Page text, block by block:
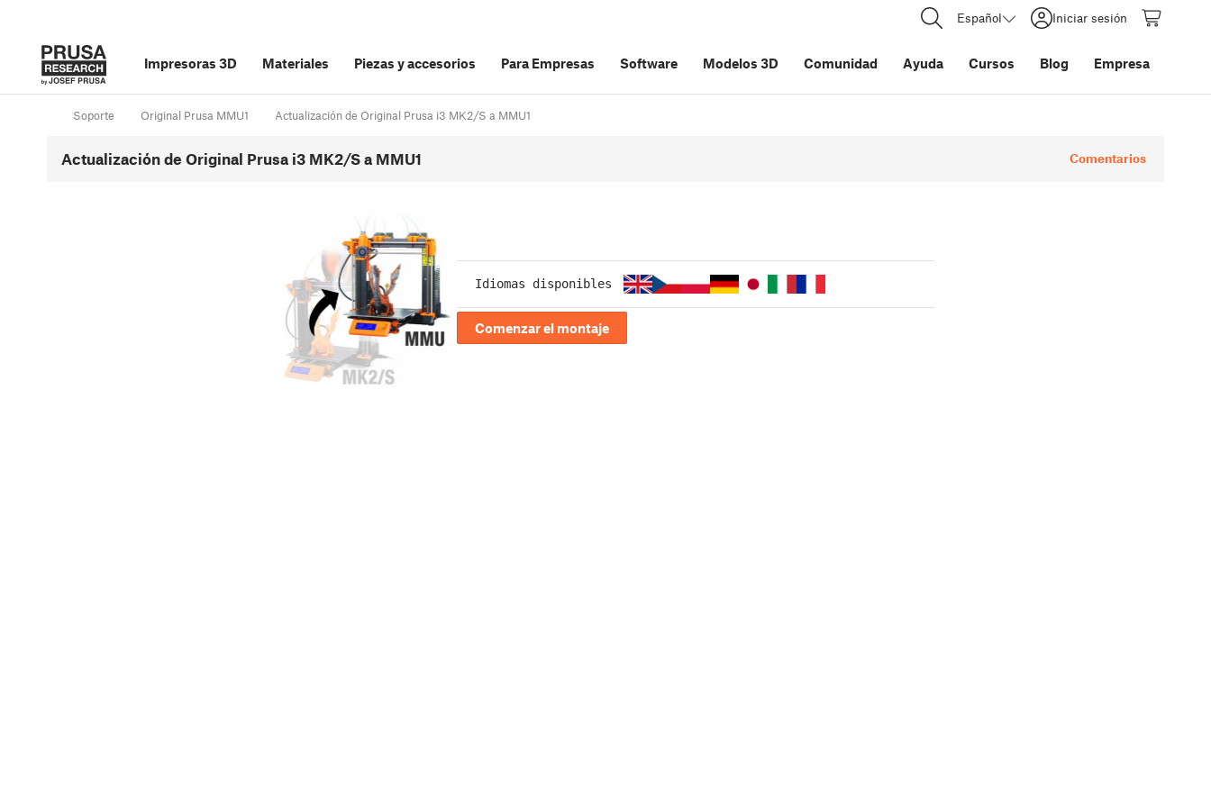
Español Iniciar sesión
Impresoras 3D Materiales Piezas y accesorios Para Empresas Software Modelos 3D Comunidad Ayuda Cursos Blog Empresa
Soporte Original Prusa MMU1 Actualización de Original Prusa i3 MK2/S a MMU1
Actualización de Original Prusa i3 MK2/S a MMU1 Comentarios
Idiomas disponibles
Comenzar el montaje